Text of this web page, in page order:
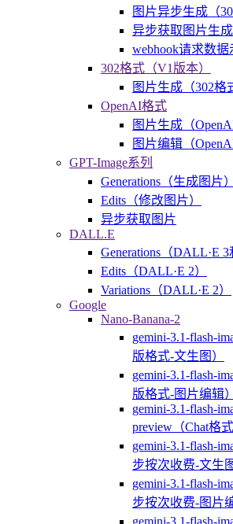
图片异步生成（
异步获取图片生
webhook请求数据
302格式（V1版本）
图片生成（302格
OpenAI格式
图片生成（
图片编辑（
GPT-Image系列
Generations（生成图片）
Edits（修改图片）
异步获取图片
DALL.E
Generations（DALL·E 3
Edits（DALL·E 2）
Variations（DALL·E 2）
Google
Nano-Banana-2
gemini-3.1-flash-
版格式-文生图）
gemini-3.1-flash-
版格式-图片编辑）
gemini-3.1-flash-
preview（Chat格式
gemini-3.1-flash-
步按次收费-文生
gemini-3.1-flash-
步按次收费-图片
gemini-3.1-flash-